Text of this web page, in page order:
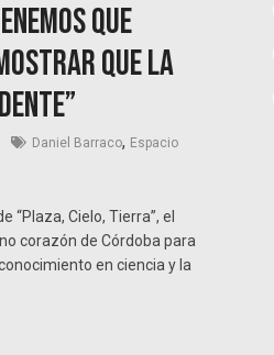
que
que la
Daniel Barraco, Espacio
“Plaza, Cielo, Tierra”, el
corazón de Córdoba para
en ciencia y la